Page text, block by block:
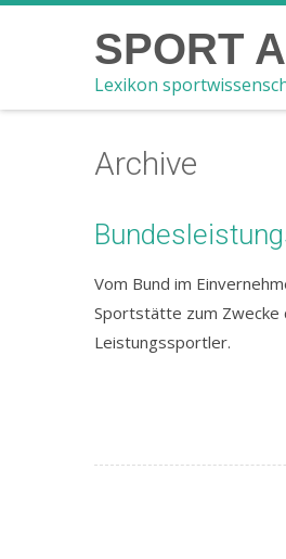
SPORT
Lexikon
Archive
Vom Bund im
Sportstätte zum Zwecke
Leistungssportler.